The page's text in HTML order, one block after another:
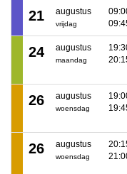
21 augustus
vrijdag
24 augustus
maandag
26 augustus
woensdag
26 augustus
woensdag